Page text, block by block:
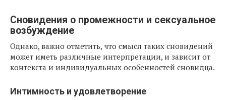
Сновидения о промежности и сексуальное
возбуждение
Однако, важно отметить, что смысл таких сновидений
может иметь различные интерпретации, и зависит от
контекста и индивидуальных особенностей сновидца.
Интимность и удовлетворение